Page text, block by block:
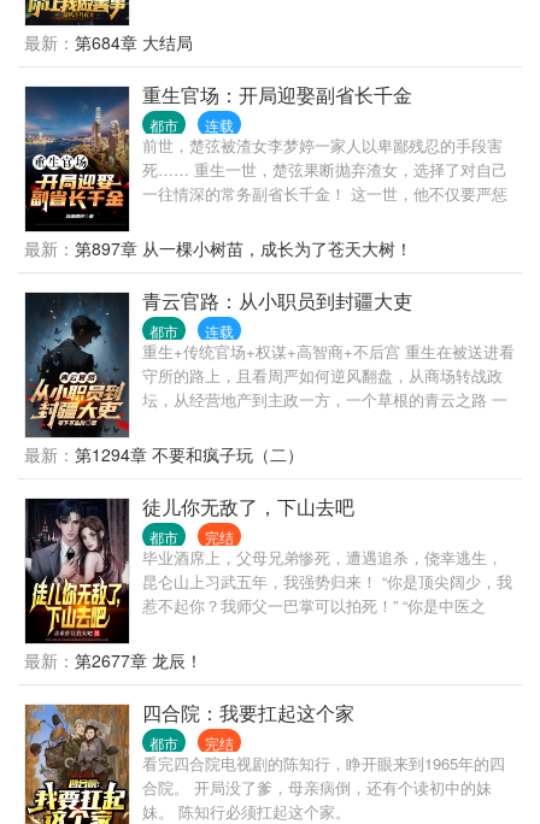
100点。” “恭喜你率领小弟做起了正当生意，奖励善功
500点。” “恭喜你资助福利院五百万，奖励善功5000
点。” ...... 在发现善功能够用来兑换各种东西后，沈栋
彻底爱上了做善事。 黄志诚：一千万善款？你确定捐
款人是洪兴的扛把子？ 李文彬：很难相信这个与孩子
们玩在一起的人是个江湖大佬。 陆启昌：沈栋有慈善
护体，我们动不了他。 ...... 我是洪兴扛把子沈栋，一
不留神，从一个古惑仔变成了港岛最有名的大富豪和
最新： 第684章 大结局
重生官场：开局迎娶副省长千金
都市 连载
前世，楚弦被渣女李梦婷一家人以卑鄙残忍的手段害
死…… 重生一世，楚弦果断抛弃渣女，选择了对自己
一往情深的常务副省长千金！ 这一世，他不仅要严惩
生经验创造登顶巅峰的辉煌！ 更重要的是，要为老百
姓多做一些实事.......
最新： 第897章 从一棵小树苗，成长为了苍天大树！
青云官路：从小职员到封疆大吏
都市 连载
重生+传统官场+权谋+高智商+不后宫 重生在被送进看
守所的路上，且看周严如何逆风翻盘，从商场转战政
坛，从经营地产到主政一方，一个草根的青云之路 一
人物，有着普通人该有的七情六欲，也有着做一番事
业的野望。商海也好，政治也好，做一个能够守住良
知底线的人，就是最大的成功。
最新： 第1294章 不要和疯子玩（二）
徒儿你无敌了，下山去吧
都市 完结
毕业酒席上，父母兄弟惨死，遭遇追杀，侥幸逃生，
昆仑山上习武五年，我强势归来！ “你是顶尖阔少，我
惹不起你？我师父一巴掌可以拍死！” “你是中医之
是宗师武者，一人之下，万人之上？我师父坐镇昆
仑，天下宗师来拜！” “你是江南王，权倾天下？我师
父曾为帝师，是你上司的上司！” “你亿万家产，左右
世界金融走向？我师父掌控印钞机，你的钱是他发行
的！” 这样的无敌师傅，叶北辰有99个。
最新： 第2677章 龙辰！
四合院：我要扛起这个家
都市 完结
看完四合院电视剧的陈知行，睁开眼来到1965年的四
合院。 开局没了爹，母亲病倒，还有个读初中的妹
妹。 陈知行必须扛起这个家。